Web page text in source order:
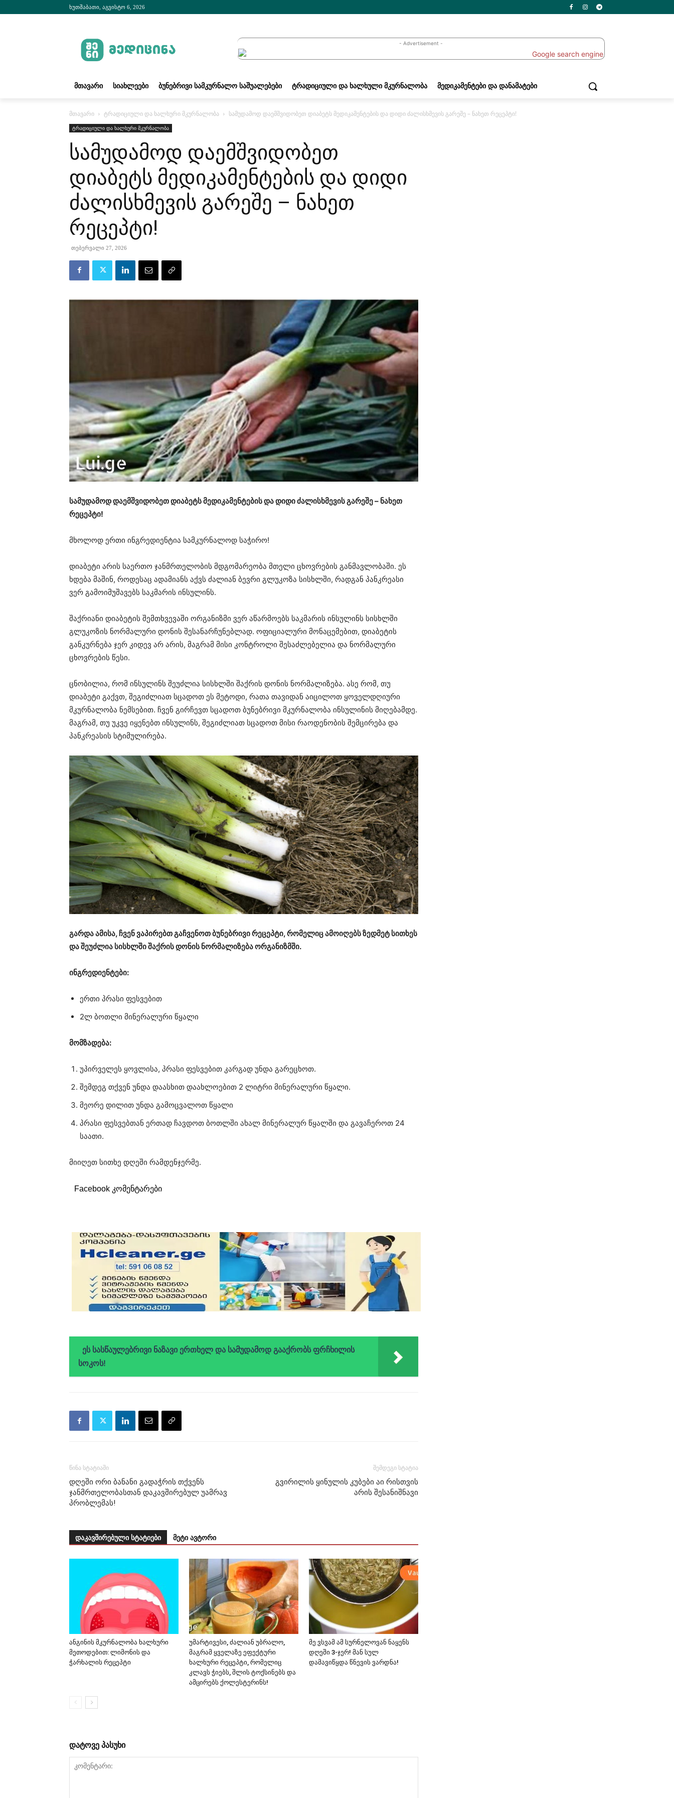
ხუთშაბათი, აგვისტო 6, 2026
- Advertisement -
ᲛᲗᲐᲕᲐᲠᲘ ᲡᲘᲐᲮᲚᲔᲔᲑᲘ ᲑᲣᲜᲔᲑᲠᲘᲕᲘ ᲡᲐᲛᲙᲣᲠᲜᲐᲚᲝ ᲡᲐᲨᲣᲐᲚᲔᲑᲔᲑᲘ ᲢᲠᲐᲓᲘᲪᲘᲣᲚᲘ ᲓᲐ ᲮᲐᲚᲮᲣᲚᲘ ᲛᲙᲣᲠᲜᲐᲚᲝᲑᲐ ᲛᲔᲓᲘᲙᲐᲛᲔᲜᲢᲔᲑᲘ ᲓᲐ ᲓᲐᲜᲐᲛᲐᲢᲔᲑᲘ
მთავარი ტრადიციული და ხალხური მკურნალობა სამუდამოდ დაემშვიდობეთ დიაბეტს მედიკამენტების და დიდი ძალისხმევის გარეშე – ნახეთ რეცეპტი!
ტრადიციული და ხალხური მკურნალობა
სამუდამოდ დაემშვიდობეთ
დიაბეტს მედიკამენტების და დიდი
ძალისხმევის გარეშე – ნახეთ
რეცეპტი!
თებერვალი 27, 2026
სამუდამოდ დაემშვიდობეთ დიაბეტს მედიკამენტების და დიდი ძალისხმევის გარეშე – ნახეთ
რეცეპტი!
მხოლოდ ერთი ინგრედიენტია სამკურნალოდ საჭირო!
დიაბეტი არის საერთო ჯანმრთელობის მდგომარეობა მთელი ცხოვრების განმავლობაში. ეს
ხდება მაშინ, როდესაც ადამიანს აქვს ძალიან ბევრი გლუკოზა სისხლში, რადგან პანკრეასი
ვერ გამოიმუშავებს საკმარის ინსულინს.
შაქრიანი დიაბეტის შემთხვევაში ორგანიზმი ვერ აწარმოებს საკმარის ინსულინს სისხლში
გლუკოზის ნორმალური დონის შესანარჩუნებლად. ოფიციალური მონაცემებით, დიაბეტის
განკურნება ჯერ კიდევ არ არის, მაგრამ მისი კონტროლი შესაძლებელია და ნორმალური
ცხოვრების წესი.
ცნობილია, რომ ინსულინს შეუძლია სისხლში შაქრის დონის ნორმალიზება. ასე რომ, თუ
დიაბეტი გაქვთ, შეგიძლიათ სცადოთ ეს მეტოდი, რათა თავიდან აიცილოთ ყოველდღიური
მკურნალობა ნემსებით. ჩვენ გირჩევთ სცადოთ ბუნებრივი მკურნალობა ინსულინის მიღებამდე.
მაგრამ, თუ უკვე იყენებთ ინსულინს, შეგიძლიათ სცადოთ მისი რაოდენობის შემცირება და
პანკრეასის სტიმულირება.
გარდა ამისა, ჩვენ ვაპირებთ გაჩვენოთ ბუნებრივი რეცეპტი, რომელიც ამოიღებს ზედმეტ სითხეს
და შეუძლია სისხლში შაქრის დონის ნორმალიზება ორგანიზმში.
ინგრედიენტები:
ერთი პრასი ფესვებით
2ლ ბოთლი მინერალური წყალი
მომზადება:
უპირველეს ყოვლისა, პრასი ფესვებით კარგად უნდა გარეცხოთ.
შემდეგ თქვენ უნდა დაასხით დაახლოებით 2 ლიტრი მინერალური წყალი.
მეორე დილით უნდა გამოცვალოთ წყალი
პრასი ფესვებთან ერთად ჩავდოთ ბოთლში ახალ მინერალურ წყალში და გავაჩეროთ 24
საათი.
მიიღეთ სითხე დღეში რამდენჯერმე.
Facebook კომენტარები
ეს სასწაულებრივი ნაზავი ერთხელ და სამუდამოდ გააქრობს ფრჩხილის
სოკოს!
წინა სტატიაში
დღეში ორი ბანანი გადაჭრის თქვენს
ჯანმრთელობასთან დაკავშირებულ უამრავ
პრობლემას!
შემდეგი სტატია
გვირილის ყინულის კუბები აი რისთვის
არის შესანიშნავი
დაკავშირებული სტატიები მეტი ავტორი
ანგინის მკურნალობა ხალხური
მეთოდებით: ლიმონის და
ჭარხალის რეცეპტი
უმარტივესი, ძალიან უბრალო,
მაგრამ ყველაზე ეფექტური
ხალხური რეცეპტი, რომელიც
კლავს ჭიებს, შლის ტოქსინებს და
ამცირებს ქოლესტერინს!
მე ვსვამ ამ სურნელოვან ნაყენს
დღეში 3-ჯერ! მან სულ
დამავიწყდა წნევის ვარდნა!
დატოვე პასუხი